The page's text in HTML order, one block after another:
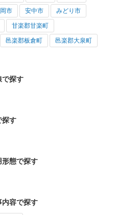
市 安中市 みどり市
甘楽郡甘楽町
邑楽郡板倉町 邑楽郡大泉町
で探す
探す
形態で探す
内容で探す